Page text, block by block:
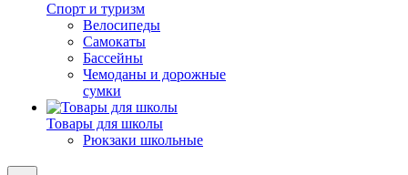
Спорт и туризм
Велосипеды
Самокаты
Бассейны
Чемоданы и дорожные
сумки
Товары для школы
Рюкзаки школьные